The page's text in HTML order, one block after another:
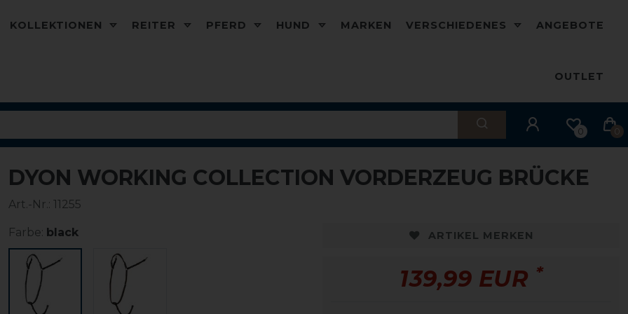
KOLLEKTIONEN REITER PFERD HUND MARKEN VERSCHIEDENES ANGEBOTE
OUTLET
0 0
DYON WORKING COLLECTION VORDERZEUG BRÜCKE
Art.-Nr.: 11255
Farbe: black ARTIKEL MERKEN
139,99 EUR *